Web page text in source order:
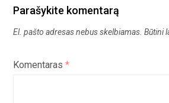
Parašykite komentarą
El. pašto adresas nebus skelbiamas. Būtini
Komentaras*